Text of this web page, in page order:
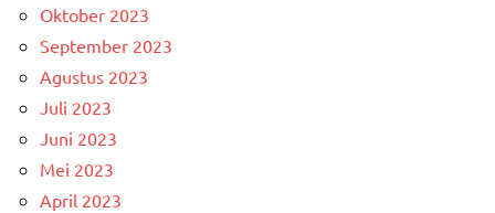
Oktober 2023
September 2023
Agustus 2023
Juli 2023
Juni 2023
Mei 2023
April 2023